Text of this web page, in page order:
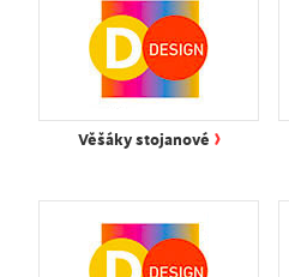
Věšáky stojanové ›